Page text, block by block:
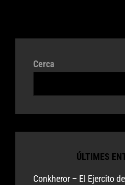
Cerca
ÚLTIMES
Conkheror – El Ejercito